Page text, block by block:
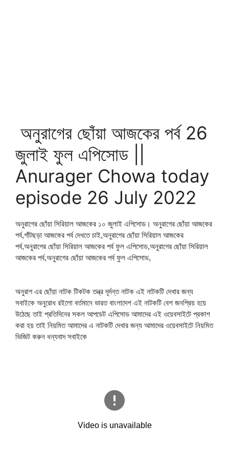
অনুরাগের ছোঁয়া আজকের পর্ব 26
জুলাই ফুল এপিসোড ||
Anurager Chowa today
episode 26 July 2022
অনুরাগের ছোঁয়া সিরিয়াল আজকের ১০ জুলাই এপিসোড। অনুরাগের ছোঁয়া আজকের
পর্ব,গাঁটছড়া আজকের পর্ব দেখতে চাই,অনুরাগের ছোঁয়া সিরিয়াল আজকের
পর্ব,অনুরাগের ছোঁয়া সিরিয়াল আজকের পর্ব ফুল এপিসোড,অনুরাগের ছোঁয়া সিরিয়াল
আজকের পর্ব,অনুরাগের ছোঁয়া আজকের পর্ব ফুল এপিসোড,
অনুরাগ এর ছোঁয়া নাটক টিকটক তন্ত্র দূর্দন্ত নাটক এই নাটকটি দেখার জন্য
সবাইকে অনুরোধ রইলো বর্তমানে ভারত বাংলাদেশ এই নাটকটি বেশ জনপ্রিয় হয়ে
উঠেছে তাই প্রতিদিনের সকল আপডেট এপিসোড আমাদের এই ওয়েবসাইটে প্রকাশ
করা হয় তাই নিয়মিত আমাদের এ নাটকটি দেখার জন্য আমাদের ওয়েবসাইটে নিয়মিত
ভিজিট করুন ধন্যবাদ সবাইকে